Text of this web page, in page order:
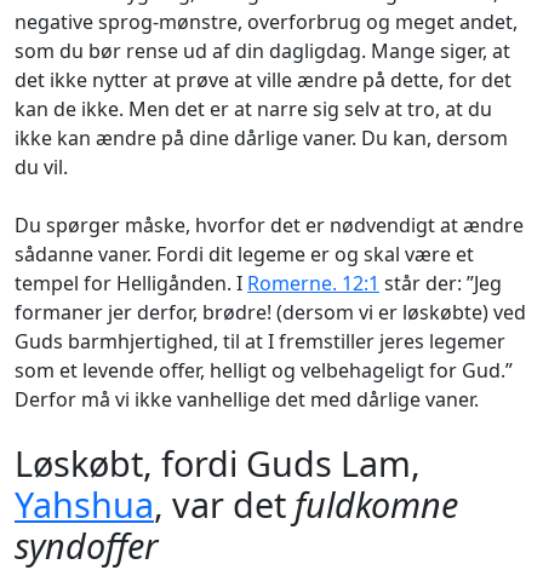
negative sprog-mønstre, overforbrug og meget andet,
som du bør rense ud af din dagligdag. Mange siger, at
det ikke nytter at prøve at ville ændre på dette, for det
kan de ikke. Men det er at narre sig selv at tro, at du
ikke kan ændre på dine dårlige vaner. Du kan, dersom
du vil.
Du spørger måske, hvorfor det er nødvendigt at ændre
sådanne vaner. Fordi dit legeme er og skal være et
tempel for Helligånden. I Romerne. 12:1 står der: ”Jeg
formaner jer derfor, brødre! (dersom vi er løskøbte) ved
Guds barmhjertighed, til at I fremstiller jeres legemer
som et levende offer, helligt og velbehageligt for Gud.”
Derfor må vi ikke vanhellige det med dårlige vaner.
Løskøbt, fordi Guds Lam,
Yahshua, var det fuldkomne
syndoffer